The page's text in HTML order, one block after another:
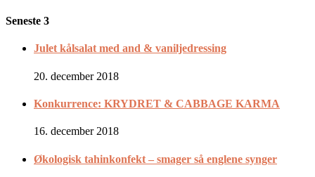
Seneste 3
Julet kålsalat med and & vaniljedressing
20. december 2018
Konkurrence: KRYDRET & CABBAGE KARMA
16. december 2018
Økologisk tahinkonfekt – smager så englene synger